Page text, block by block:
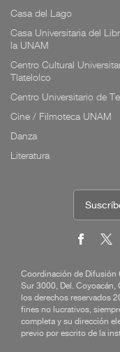
Casa del Lago
Casa Universitaria del
la UNAM
Centro Cultural
Tlatelolco
Centro Universitario de
Cine / Filmoteca UNAM
Danza
Literatura
Coordinación de Difusión
Sur 3000, Del. Coyoacán,
los derechos reservados
fines no lucrativos,
completa y su dirección
previo por escrito de la